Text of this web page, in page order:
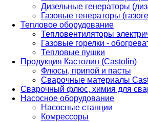
Дизельные генераторы
Газовые генераторы
Тепловое оборудование
Тепловентиляторы
Газовые горелки -
Тепловые пушки
Продукция Кастолин (Castolin)
Флюсы, припой и пасты
Сварочные материалы
Сварочный флюс, химия для
Насосное оборудование
Насосные станции
Комрессоры